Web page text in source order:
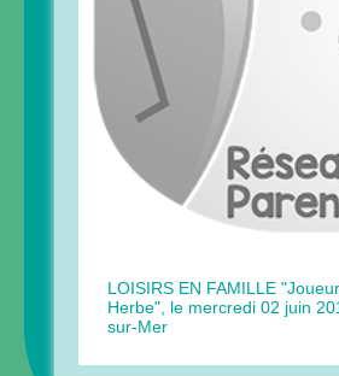
LOISIRS EN FAMILLE
Herbe", le mercredi 02 juin
sur-Mer